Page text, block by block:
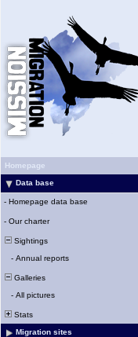
Homepage
Data base
- Homepage data base
- Our charter
Sightings
- Annual reports
Galleries
- All pictures
Stats
Migration sites